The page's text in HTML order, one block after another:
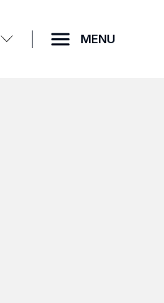
MENU
DOSTĘPNOŚCI
MENU